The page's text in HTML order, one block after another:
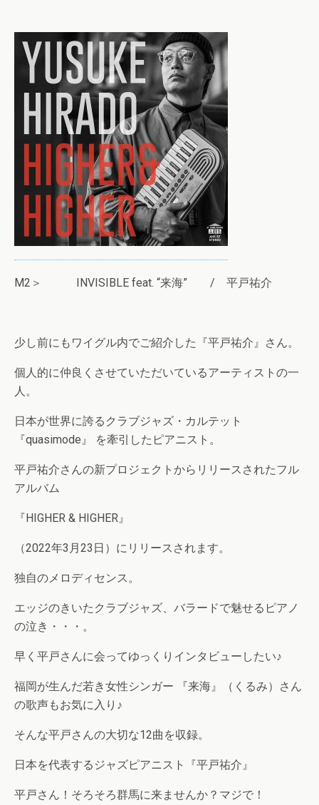
M2＞ INVISIBLE feat. “来海” / 平戸祐介
少し前にもワイグル内でご紹介した『平戸祐介』さん。
個人的に仲良くさせていただいているアーティストの一
人。
日本が世界に誇るクラブジャズ・カルテット
『quasimode』 を牽引したピアニスト。
平戸祐介さんの新プロジェクトからリリースされたフル
アルバム
『HIGHER & HIGHER』
（2022年3月23日）にリリースされます。
独自のメロディセンス。
エッジのきいたクラブジャズ、バラードで魅せるピアノ
の泣き・・・。
早く平戸さんに会ってゆっくりインタビューしたい♪
福岡が生んだ若き女性シンガー 『来海』（くるみ）さん
の歌声もお気に入り♪
そんな平戸さんの大切な12曲を収録。
日本を代表するジャズピアニスト『平戸祐介』
平戸さん！そろそろ群馬に来ませんか？マジで！